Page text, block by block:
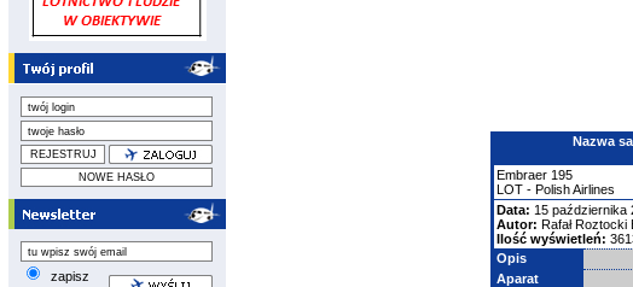
zapisz
Nazwa
Embraer 195
LOT - Polish Airlines
Data: 15 października
Autor: Rafał Roztocki
Ilość wyświetleń:
Opis
Aparat